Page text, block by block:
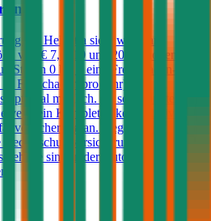
der Helvetia sieht wählbare
von € 7,6, 10 und 20 Millionen vor.
Stufen 0 bis 7 eine Freischaden-
Freischaden pro Jahr). Ein
optional möglich. Im sogenannten
ein Komplettpaket inklusive
an. Gegen einen
sind in der Auto-Haftpflicht